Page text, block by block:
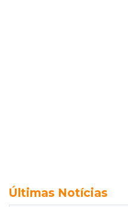
Últimas Notícias